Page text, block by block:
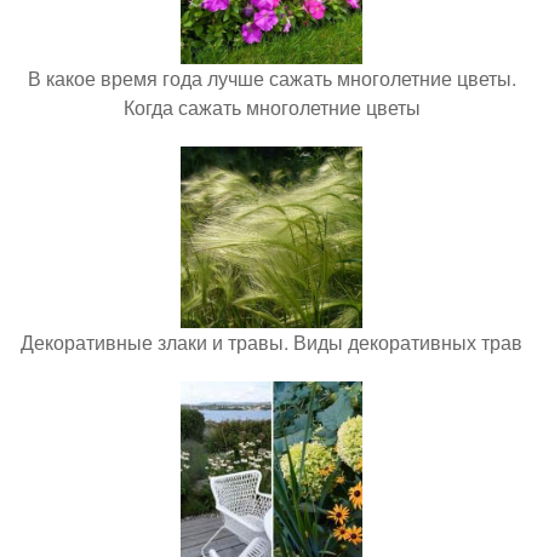
В какое время года лучше сажать многолетние цветы.
Когда сажать многолетние цветы
Декоративные злаки и травы. Виды декоративных трав